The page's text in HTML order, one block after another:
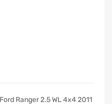
Ranger 2.5 WL 4x4 2011